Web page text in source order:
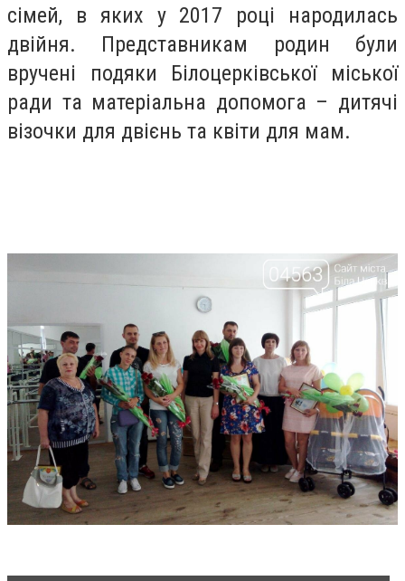
сімей, в яких у 2017 році народилась
двійня. Представникам родин були
вручені подяки Білоцерківської міської
ради та матеріальна допомога – дитячі
візочки для двієнь та квіти для мам.